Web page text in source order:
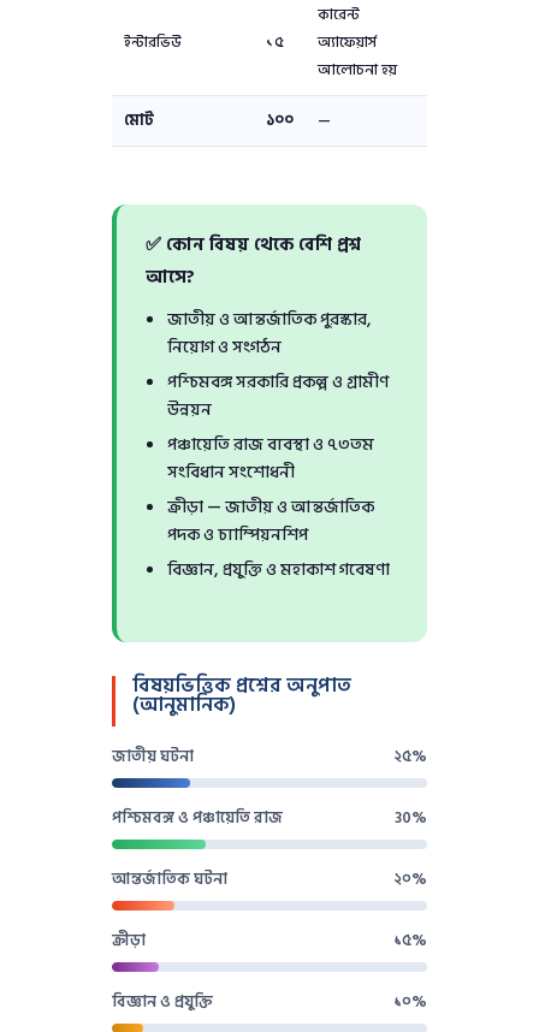
ইন্টারভিউ ১৫
কারেন্ট
অ্যাফেয়ার্স
আলোচনা হয়
মোট ১০০ —
✅ কোন বিষয় থেকে বেশি প্রশ্ন
আসে?
জাতীয় ও আন্তর্জাতিক পুরস্কার,
নিয়োগ ও সংগঠন
পশ্চিমবঙ্গ সরকারি প্রকল্প ও গ্রামীণ
উন্নয়ন
পঞ্চায়েতি রাজ ব্যবস্থা ও ৭৩তম
সংবিধান সংশোধনী
ক্রীড়া — জাতীয় ও আন্তর্জাতিক
পদক ও চ্যাম্পিয়নশিপ
বিজ্ঞান, প্রযুক্তি ও মহাকাশ গবেষণা
বিষয়ভিত্তিক প্রশ্নের অনুপাত
(আনুমানিক)
জাতীয় ঘটনা ২৫%
পশ্চিমবঙ্গ ও পঞ্চায়েতি রাজ 30%
আন্তর্জাতিক ঘটনা ২০%
ক্রীড়া ১৫%
বিজ্ঞান ও প্রযুক্তি ১০%